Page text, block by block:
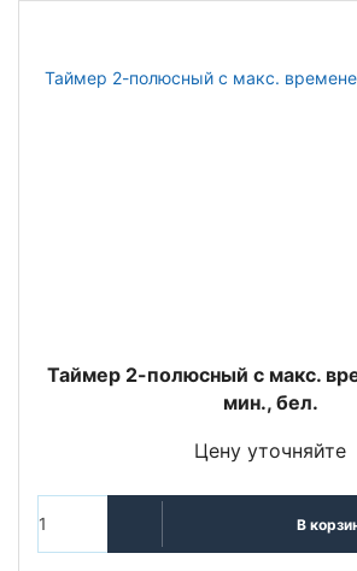
Таймер 2-полюсный с макс.
мин., бел.
Цену уточняйте
В